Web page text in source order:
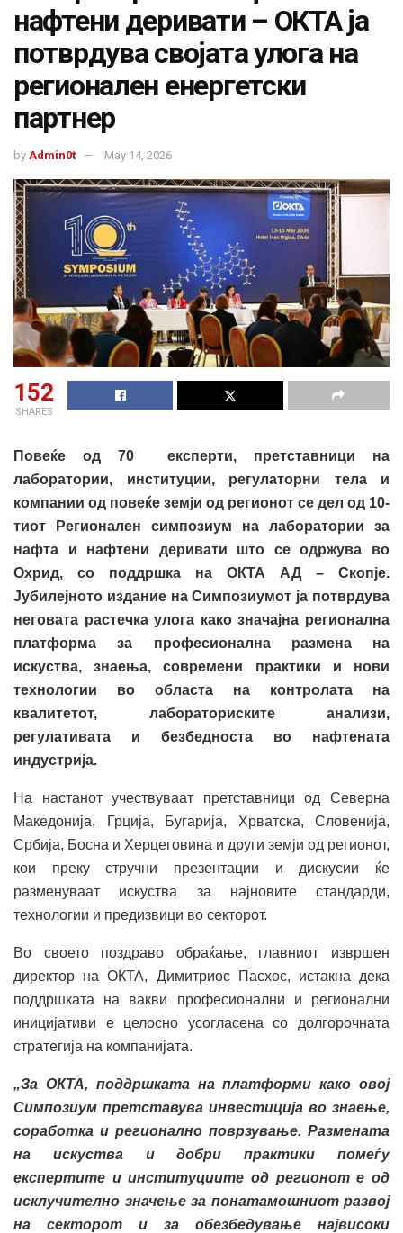
нафтени деривати – ОКТА ја
потврдува својата улога на
регионален енергетски
партнер
by Admin0t May 14, 2026
152
SHARES
Повеќе од 70 експерти, претставници на
лаборатории, институции, регулаторни тела и
компании од повеќе земји од регионот се дел од 10-
тиот Регионален симпозиум на лаборатории за
нафта и нафтени деривати што се одржува во
Охрид, со поддршка на ОКТА АД – Скопје.
Јубилејното издание на Симпозиумот ја потврдува
неговата растечка улога како значајна регионална
платформа за професионална размена на
искуства, знаења, современи практики и нови
технологии во областа на контролата на
квалитетот, лабораториските анализи,
регулативата и безбедноста во нафтената
индустрија.
На настанот учествуваат претставници од Северна
Македонија, Грција, Бугарија, Хрватска, Словенија,
Србија, Босна и Херцеговина и други земји од регионот,
кои преку стручни презентации и дискусии ќе
разменуваат искуства за најновите стандарди,
технологии и предизвици во секторот.
Во своето поздраво обраќање, главниот извршен
директор на ОКТА, Димитриос Пасхос, истакна дека
поддршката на вакви професионални и регионални
иницијативи е целосно усогласена со долгорочната
стратегија на компанијата.
„За ОКТА, поддршката на платформи како овој
Симпозиум претставува инвестиција во знаење,
соработка и регионално поврзување. Размената
на искуства и добри практики помеѓу
експертите и институциите од регионот е од
исклучително значење за понатамошниот развој
на секторот и за обезбедување највисоки